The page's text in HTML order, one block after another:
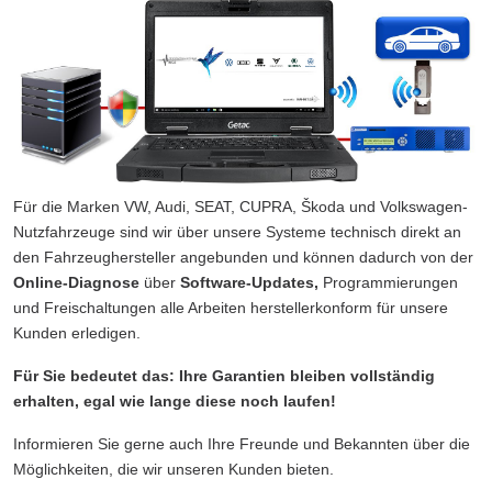
Für die Marken VW, Audi, SEAT, CUPRA, Škoda und Volkswagen-
Nutzfahrzeuge sind wir über unsere Systeme technisch direkt an
den Fahrzeughersteller angebunden und können dadurch von der
Online-Diagnose über Software-Updates, Programmierungen
und Freischaltungen alle Arbeiten herstellerkonform für unsere
Kunden erledigen.
Für Sie bedeutet das: Ihre Garantien bleiben vollständig
erhalten, egal wie lange diese noch laufen!
Informieren Sie gerne auch Ihre Freunde und Bekannten über die
Möglichkeiten, die wir unseren Kunden bieten.